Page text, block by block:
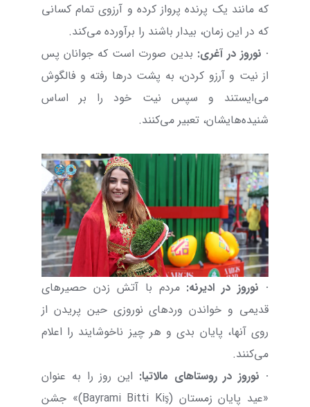
که مانند یک پرنده پرواز کرده و آرزوی تمام کسانی
که در این زمان، بیدار باشند را برآورده می‌کند.
· نوروز در آغری: بدین صورت است که جوانان پس
از نیت و آرزو کردن، به پشت درها رفته و فالگوش
می‌ایستند و سپس نیت خود را بر اساس
شنیده‌هایشان، تعبیر می‌کنند.
· نوروز در ادیرنه: مردم با آتش زدن حصیرهای
قدیمی و خواندن وردهای نوروزی حین پریدن از
روی آنها، پایان بدی و هر چیز ناخوشایند را اعلام
می‌کنند.
· نوروز درروستاهای مالاتیا: این روز را به عنوان
«عید پایان زمستان (Kiş
Bitti
Bayrami)» جشن